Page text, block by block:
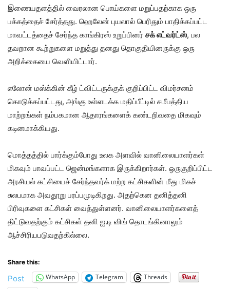
இணையதளத்தில் வைரலான பொய்களை மறுப்பதற்காக ஒரு
பக்கத்தைச் சேர்த்தது. ஹெலேன் புயலால் பெரிதும் பாதிக்கப்பட்ட
மாவட்டத்தைச் சேர்ந்த காங்கிரஸ் உறுப்பினர் சக் எட்வர்ட்ஸ், பல
தவறான கூற்றுகளை மறுத்து தனது தொகுதியினருக்கு ஒரு
அறிக்கையை வெளியிட்டார்.
எலோன் மஸ்க்கின் கீழ் ட்விட்டருக்குக் குறிப்பிட்ட விமர்சனம்
கொடுக்கப்பட்டது, அங்கு உள்ளடக்க மதிப்பீட்டில் சமீபத்திய
மாற்றங்கள் நம்பகமான ஆதாரங்களைக் கண்டறிவதை மிகவும்
கடினமாக்கியது.
மொத்தத்தில் பார்க்கும்போது உலக அளவில் வானிலையாளர்கள்
மிகவும் பாவப்பட்ட ஜென்மங்களாக இருக்கிறார்கள். ஒருகுறிப்பிட்ட
அரசியல் கட்சியைச் சேர்ந்தவர்க் மற்ற கட்சிகளின் மீது மிகச்
சுலபமாக அவதூறு பரப்பமுடிகிறது. அதற்கென தனித்தனி
பிரிவுகளை கட்சிகள் வைத்துள்ளனர். வானிலையாளர்களைத்
திட்டுவதற்கும் கட்சிகள் தனி ஐ.டி விங் தொடங்கினாலும்
ஆச்சிரியபடுவதற்கில்லை.
Share this:
Post WhatsApp Telegram
Threads